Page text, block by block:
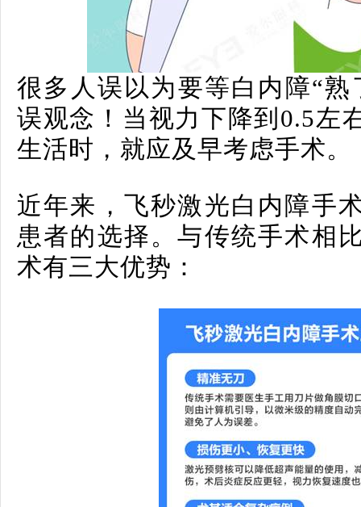
很多人误以为要等白内障“
误观念！当视力下降到0.5左
生活时，就应及早考虑手术。
近年来，飞秒激光白内障手
患者的选择。与传统手术相
术有三大优势：